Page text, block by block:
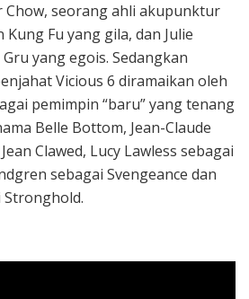
Chow, seorang ahli akupunktur
Fu yang gila, dan Julie
yang egois. Sedangkan
Vicious 6 diramaikan oleh
pemimpin “baru” yang tenang
Belle Bottom, Jean-Claude
Clawed, Lucy Lawless sebagai
sebagai Svengeance dan
Stronghold.